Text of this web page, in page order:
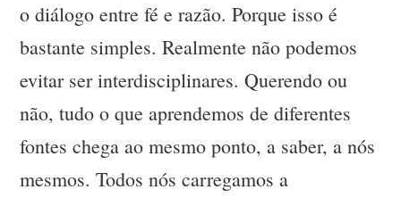
o diálogo entre fé e razão. Porque isso é
bastante simples. Realmente não podemos
evitar ser interdisciplinares. Querendo ou
não, tudo o que aprendemos de diferentes
fontes chega ao mesmo ponto, a saber, a nós
mesmos. Todos nós carregamos a